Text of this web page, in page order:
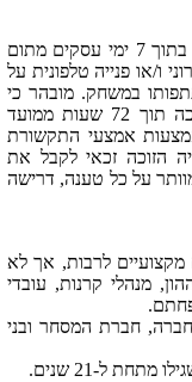
הודעה בדבר זכייה בפרס תישלח לזוכה, בתוך 7 ימי עסקים מתום
ו/או פנייה טלפונית על
במשחק. מובהר כי
אם לא ניתן יהיה להשיג את תשובת הזוכה תוך 72 שעות ממועד
אמצעי התקשורת
הזוכה זכאי לקבל את
על כל טענה, דרישה
לרבות, אך לא
מנהלי קרנות, עובדי
חברת המסחרובני
ל-21 שנים.